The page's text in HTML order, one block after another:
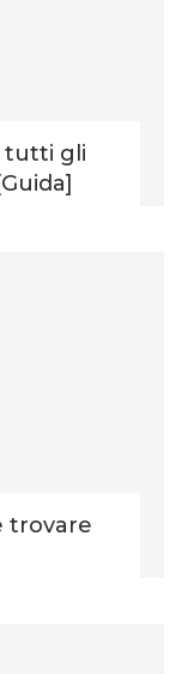
tutti gli
trovare